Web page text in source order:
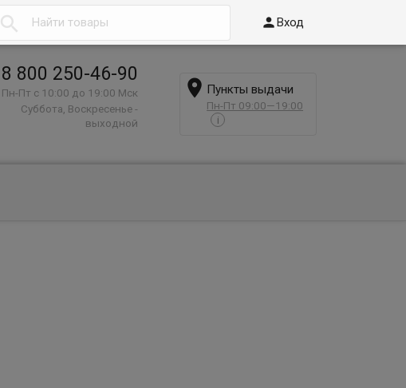
 Вход
8 800 250-46-90
Пн-Пт с 10:00 до 19:00 Мск
Суббота, Воскресенье -
выходной
 Пункты выдачи
Пн-Пт 09:00—19:00
i